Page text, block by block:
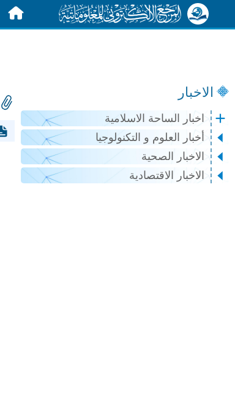
الاخبار
اخبار الساحة الاسلامية
أخبار العلوم و التكنولوجيا
الاخبار الصحية
الاخبار الاقتصادية